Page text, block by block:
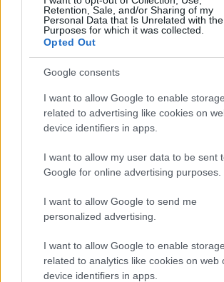
Retention, Sale, and/or Sharing of my
Personal Data that Is Unrelated with the
Purposes for which it was collected.
Opted Out
Google consents
I want to allow Google to enable storage
related to advertising like cookies on
device identifiers in apps.
I want to allow my user data to be sent
Google for online advertising purposes.
I want to allow Google to send me
personalized advertising.
I want to allow Google to enable storage
related to analytics like cookies on web
device identifiers in apps.
Sétálóutca, némi
[483.]
2025. április 03.